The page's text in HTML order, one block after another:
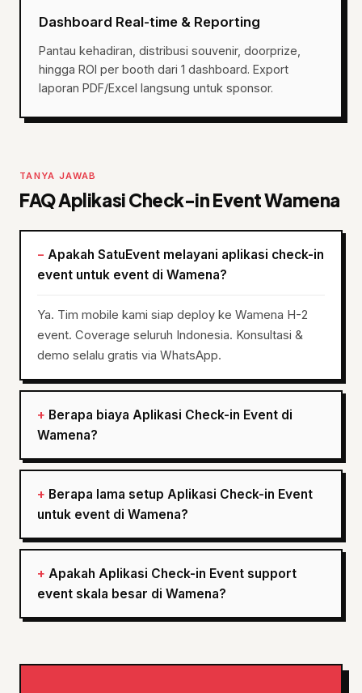
Dashboard Real-time & Reporting
Pantau kehadiran, distribusi souvenir, doorprize,
hingga ROI per booth dari 1 dashboard. Export
laporan PDF/Excel langsung untuk sponsor.
TANYA JAWAB
FAQ Aplikasi Check-in Event Wamena
Apakah SatuEvent melayani aplikasi check-in
event untuk event di Wamena?
Ya. Tim mobile kami siap deploy ke Wamena H-2
event. Coverage seluruh Indonesia. Konsultasi &
demo selalu gratis via WhatsApp.
Berapa biaya Aplikasi Check-in Event di
Wamena?
Berapa lama setup Aplikasi Check-in Event
untuk event di Wamena?
Apakah Aplikasi Check-in Event support
event skala besar di Wamena?